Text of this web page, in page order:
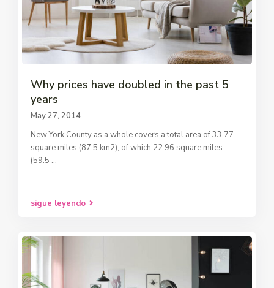
Why prices have doubled in the past 5
years
May 27, 2014
New York County as a whole covers a total area of 33.77
square miles (87.5 km2), of which 22.96 square miles
(59.5 ...
sigue leyendo